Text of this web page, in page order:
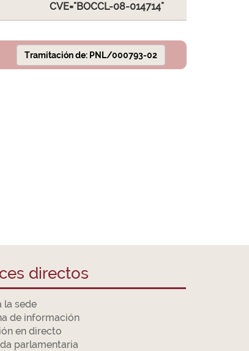
CVE="BOCCL-08-014714"
Tramitación de: PNL/000793-02
directos
la sede
de información
en directo
parlamentaria